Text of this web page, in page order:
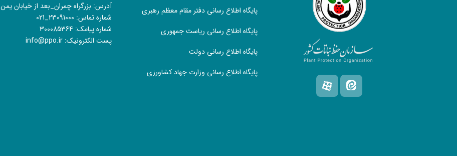
پایگاه اطلاع رسانی دفتر مقام معظم رهبری
پایگاه اطلاع رسانی ریاست جمهوری
پایگاه اطلاع رسانی دولت
پایگاه اطلاع رسانی وزارت جهاد کشاورزی
آدرس: بزرگراه چمران_بعد از خیابان یمن
شماره تماس: 021_23091000
شماره پیامک: 300085364
پست الکترونیک:info@ppo.ir